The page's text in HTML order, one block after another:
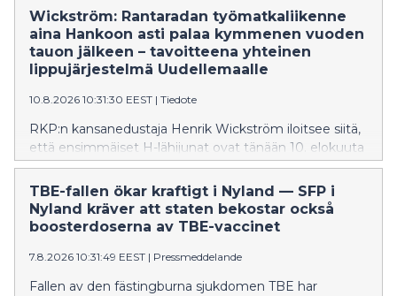
Ekenäs, Karis, Ingå och Sjundeå till Kyrkslätt. Det
handlar om en morgontur och en retur från
Helsingfors på eftermiddagen.
Wickström: Rantaradan työmatkaliikenne
aina Hankoon asti palaa kymmenen vuoden
tauon jälkeen – tavoitteena yhteinen
lippujärjestelmä Uudellemaalle
10.8.2026 10:31:30 EEST | Tiedote
RKP:n kansanedustaja Henrik Wickström iloitsee siitä,
että ensimmäiset H-lähijunat ovat tänään 10. elokuuta
lähteneet liikennöimään Hangosta Tammisaaren,
Karjaan, Inkoon ja Siuntion kautta Kirkkonummelle
lähijunien aikataulujen mukaisesti. Kyse on
aamuvuorosta sekä iltapäivän paluuvuorosta
TBE-fallen ökar kraftigt i Nyland — SFP i
Nyland kräver att staten bekostar också
boosterdoserna av TBE-vaccinet
7.8.2026 10:31:49 EEST | Pressmeddelande
Fallen av den fästingburna sjukdomen TBE har